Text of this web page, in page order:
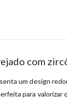
com
um design
para valorizar